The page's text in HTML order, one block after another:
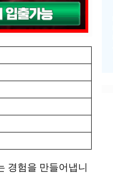
경험을 만들어냅니